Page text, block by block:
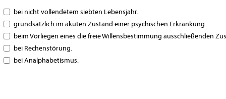
bei nicht vollendetem siebten Lebensjahr.
grundsätzlich im akuten Zustand einer psychischen Erkrankung.
beim Vorliegen eines die freie Willensbestimmung ausschließenden
bei Rechenstörung.
bei Analphabetismus.